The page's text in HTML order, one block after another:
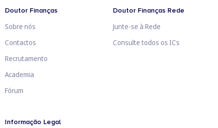
Doutor Finanças
Sobre nós
Contactos
Recrutamento
Academia
Fórum
Doutor Finanças Rede
Junte-se à Rede
Consulte todos os ICs
Informação Legal